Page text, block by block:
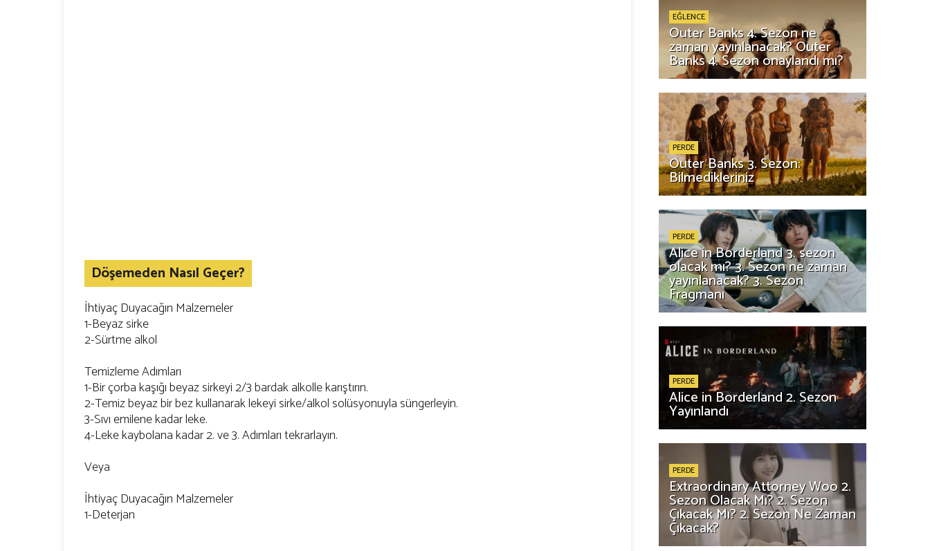
Döşemeden Nasıl Geçer?
İhtiyaç Duyacağın Malzemeler
1-Beyaz sirke
2-Sürtme alkol
Temizleme Adımları
1-Bir çorba kaşığı beyaz sirkeyi 2/3 bardak alkolle karıştırın.
2-Temiz beyaz bir bez kullanarak lekeyi sirke/alkol solüsyonuyla süngerleyin.
3-Sıvı emilene kadar leke.
4-Leke kaybolana kadar 2. ve 3. Adımları tekrarlayın.
Veya
İhtiyaç Duyacağın Malzemeler
1-Deterjan
EĞLENCE
Outer Banks 4. Sezon ne
zaman yayınlanacak? Outer
Banks 4. Sezon onaylandı mı?
PERDE
Outer Banks 3. Sezon:
Bilmedikleriniz
PERDE
Alice in Borderland 3. sezon
olacak mı? 3. Sezon ne zaman
yayınlanacak? 3. Sezon
Fragmanı
PERDE
Alice in Borderland 2. Sezon
Yayınlandı
PERDE
Extraordinary Attorney Woo 2.
Sezon Olacak Mı? 2. Sezon
Çıkacak Mı? 2. Sezon Ne Zaman
Çıkacak?